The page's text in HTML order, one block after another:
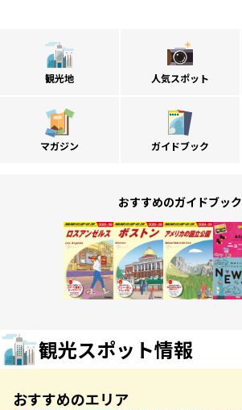
観光地 人気スポット
マガジン ガイドブック
おすすめのガイドブック
観光スポット情報
おすすめのエリア